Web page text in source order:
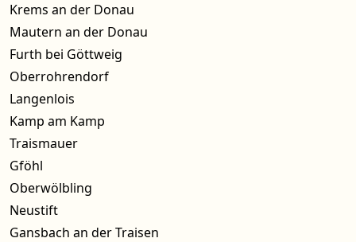
Krems an der Donau
Mautern an der Donau
Furth bei Göttweig
Oberrohrendorf
Langenlois
Kamp am Kamp
Traismauer
Gföhl
Oberwölbling
Neustift
Gansbach an der Traisen